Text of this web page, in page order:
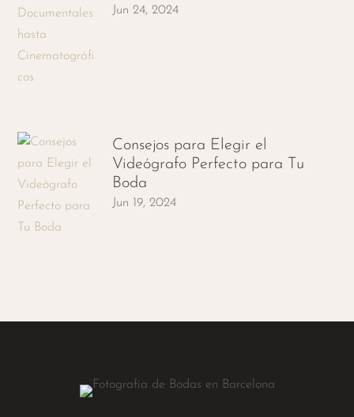
Jun 24, 2024
Consejos para Elegir el
Videógrafo Perfecto para Tu
Boda
Jun 19, 2024